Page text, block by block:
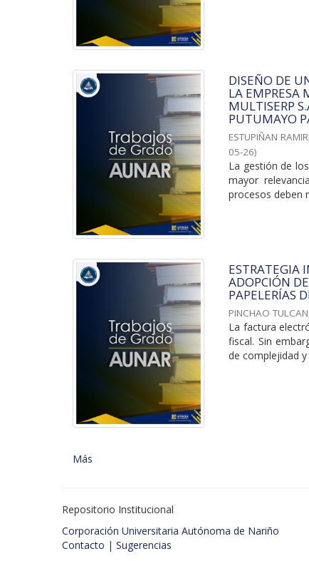
DISEÑO DE
LA EMPRESA
MULTISERP
PUTUMAYO
ESTUPIÑAN
05-26)
La gestión de
mayor
procesos deben
ESTRATEGIA
ADOPCIÓN
PAPELERÍAS
PINCHAO
La factura
fiscal. Sin
de complejidad
Más
Repositorio Institucional
Corporación Universitaria Autónoma de Nariño
Contacto | Sugerencias